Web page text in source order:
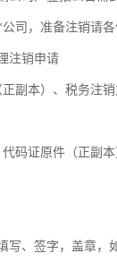
司，准备注销请
注销申请
副本）、税务注
码证原件（正副本
写、签字，盖章，